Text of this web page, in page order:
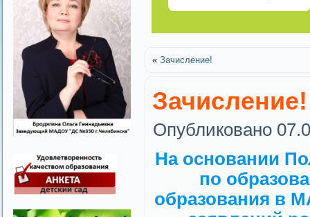
« Зачисление!
Зачисление!
Опубликовано
На основании
по
образования в